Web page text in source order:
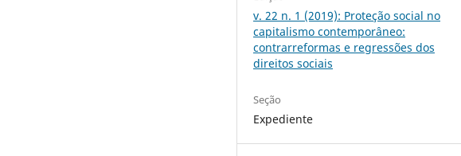
v. 22 n. 1 (2019): Proteção social no
capitalismo contemporâneo:
contrarreformas e regressões dos
direitos sociais
Seção
Expediente